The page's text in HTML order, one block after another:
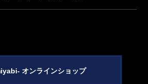
オンラインショップ